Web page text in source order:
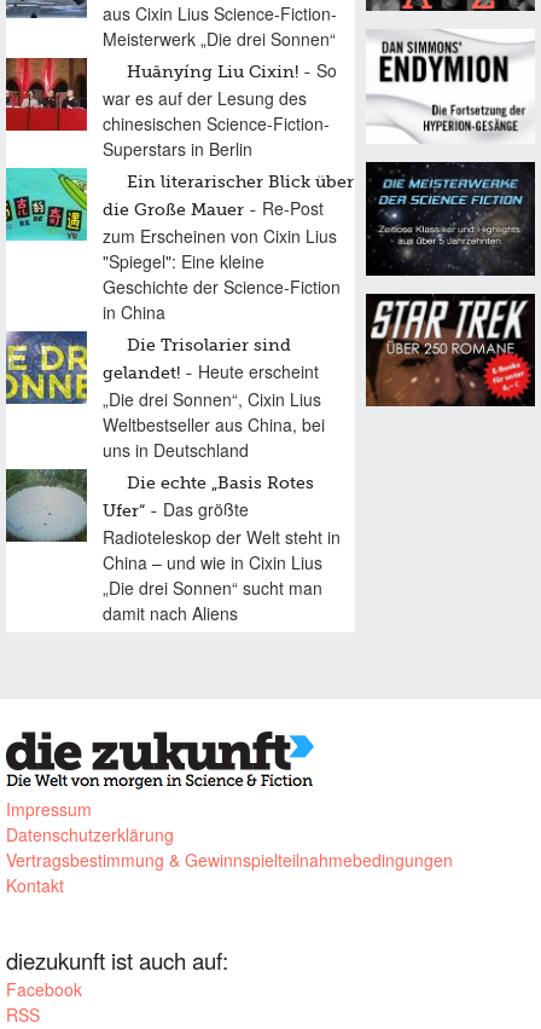
aus Cixin Lius Science-Fiction-
Meisterwerk „Die drei Sonnen“
Huānyíng Liu Cixin!
So
war es auf der Lesung des
chinesischen Science-Fiction-
Superstars in Berlin
Ein literarischer Blick über
die Große Mauer
Re-Post
zum Erscheinen von Cixin Lius
"Spiegel": Eine kleine
Geschichte der Science-Fiction
in China
Die Trisolarier sind
gelandet!
Heute erscheint
„Die drei Sonnen“, Cixin Lius
Weltbestseller aus China, bei
uns in Deutschland
Die echte „Basis Rotes
Ufer“
Das größte
Radioteleskop der Welt steht in
China – und wie in Cixin Lius
„Die drei Sonnen“ sucht man
damit nach Aliens
Impressum
Datenschutzerklärung
Vertragsbestimmung & Gewinnspielteilnahmebedingungen
Kontakt
diezukunft ist auch auf:
Facebook
RSS